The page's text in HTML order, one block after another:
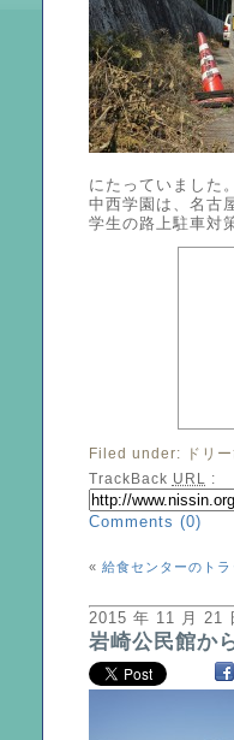
にたっていました。
中西学園は、名古
学生の路上駐車対
Filed under: ドリ
TrackBack URL :
Comments (0)
« 給食センターのトラ
2015 年 11 月 21
岩崎公民館か